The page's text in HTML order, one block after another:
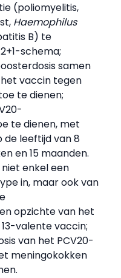
(poliomyelitis,
Haemophilus
B) te
schema;
samen
vaccin tegen
te dienen;
te dienen, met
leeftijd van 8
en 15 maanden.
enkel een
in, maar ook van
opzichte van het
valente vaccin;
van het PCV20-
meningokokken